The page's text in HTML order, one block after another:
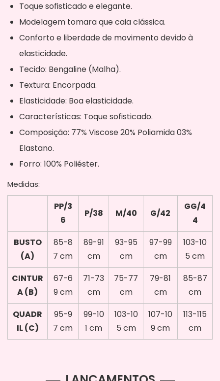
Toque sofisticado e elegante.
Modelagem tomara que caia clássica.
Conforto e liberdade de movimento devido à
elasticidade.
Tecido: Bengaline (Malha).
Textura: Encorpada.
Elasticidade: Boa elasticidade.
Características: Toque sofisticado.
Composição: 77% Viscose 20% Poliamida 03%
Elastano.
Forro: 100% Poliéster.
Medidas:
PP/3
6
P/38 M/40 G/42
GG/4
4
BUSTO
(A)
85-8
7 cm
89-91
cm
93-95
cm
97-99
cm
103-10
5 cm
CINTUR
A (B)
67-6
9 cm
71-73
cm
75-77
cm
79-81
cm
85-87
cm
QUADR
IL (C)
95-9
7 cm
99-10
1 cm
103-10
5 cm
107-10
9 cm
113-115
cm